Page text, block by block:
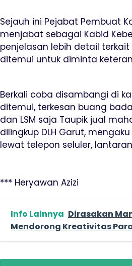
Sejauh ini Pejabat Pembuat
menjabat sebagai Kabid
penjelasan lebih detail
ditemui untuk diminta
Berkali coba disambangi di
ditemui, terkesan buang
dan LSM saja Taupik jual
dilingkup DLH Garut,
lewat telepon seluler,
*** Heryawan Azizi
Info Lainnya Dirasakan
Mendorong Kreativitas